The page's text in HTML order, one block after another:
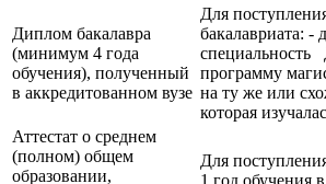
Диплом бакалавра
(минимум 4 года
обучения), полученный
в аккредитованном вузе
Для
бакалавриата:
специальность
программу
на ту же или
которая
Аттестат о среднем
(полном) общем
образовании,
Для
1 год обучения